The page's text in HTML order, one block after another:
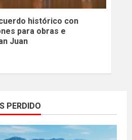
histórico con
para obras e
Juan
PERDIDO